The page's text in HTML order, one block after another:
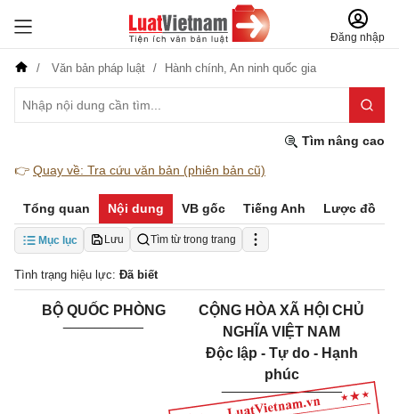
Đăng nhập
Văn bản pháp luật Hành chính, An ninh quốc gia
Tìm nâng cao
👉 Quay về: Tra cứu văn bản (phiên bản cũ)
Tổng quan Nội dung VB gốc Tiếng Anh Lược đồ
Mục lục Lưu Tìm từ trong trang
Tình trạng hiệu lực: Đã biết
BỘ QUỐC PHÒNG
__________
CỘNG HÒA XÃ HỘI CHỦ
NGHĨA VIỆT NAM
Độc lập - Tự do - Hạnh
phúc
_______________